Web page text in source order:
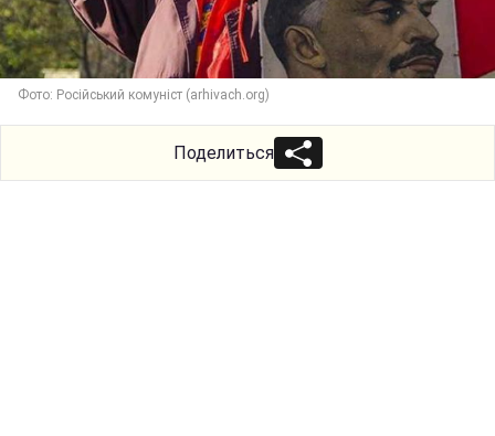
Фото: Російський комуніст (arhivach.org)
Поделиться